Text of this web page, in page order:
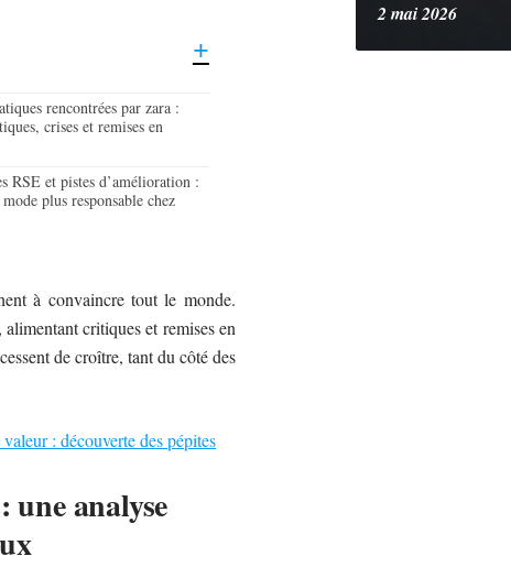
rencontrées par zara :
crises et remises en
RSE et pistes d’amélioration :
plus responsable chez
à convaincre tout le monde.
critiques et remises en
de croître, tant du côté des
: découverte des pépites
une analyse
2 mai 2026